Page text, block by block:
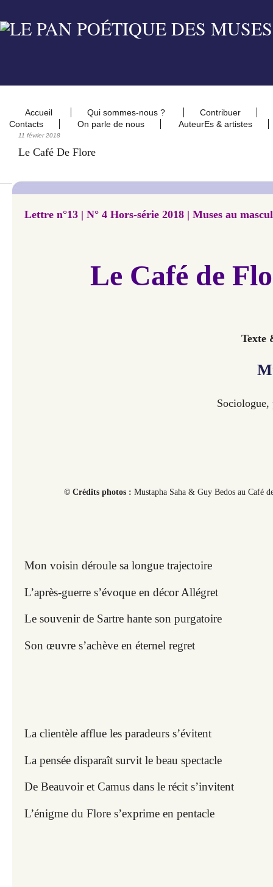
Accueil Qui sommes-nous ?
Contribuer
Contacts
On parle de nous AuteurEs & artistes
11 février 2018
Le Café De Flore
Lettre n°13 | N° 4 Hors-série 2018 | Muses au
Le Café de
Texte
Sociologue,
© Crédits photos : Mustapha Saha & Guy Bedos au Café
Mon voisin déroule sa longue trajectoire
L’après-guerre s’évoque en décor Allégret
Le souvenir de Sartre hante son purgatoire
Son œuvre s’achève en éternel regret
La clientèle afflue les paradeurs s’évitent
La pensée disparaît survit le beau spectacle
De Beauvoir et Camus dans le récit s’invitent
L’énigme du Flore s’exprime en pentacle